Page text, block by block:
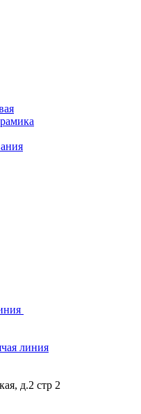
линия
д.2 стр 2